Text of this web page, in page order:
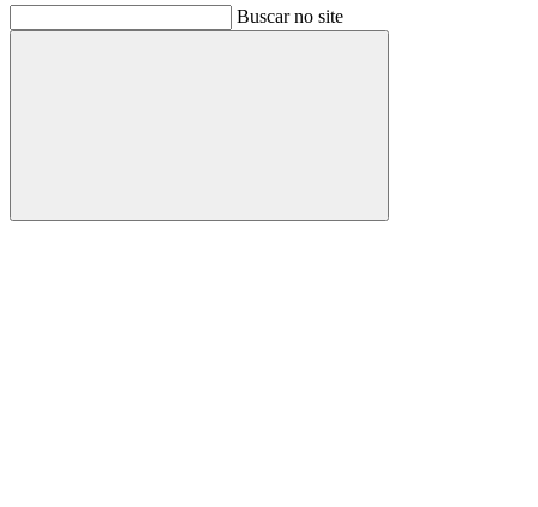
Buscar no site
Buscar